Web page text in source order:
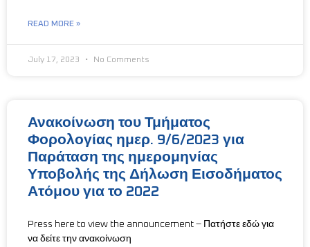
READ MORE »
July 17, 2023 No Comments
Ανακοίνωση του Τμήματος
Φορολογίας ημερ. 9/6/2023 για
Παράταση της ημερομηνίας
Υποβολής της Δήλωση Εισοδήματος
Ατόμου για το 2022
Press here to view the announcement – Πατήστε εδώ για
να δείτε την ανακοίνωση